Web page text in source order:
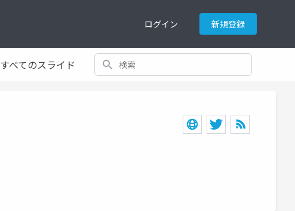
ログイン 新規登録
すべてのスライド 検索